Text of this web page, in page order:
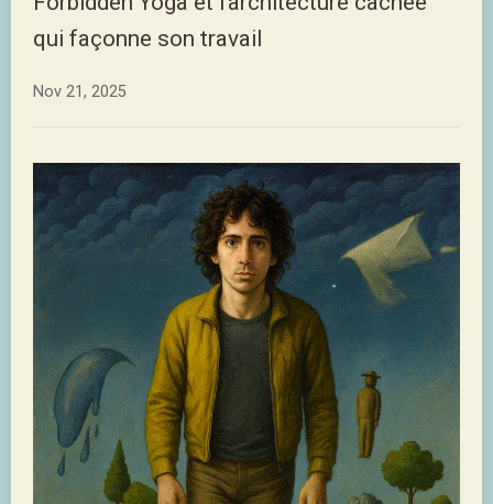
qui façonne son travail
Nov 21, 2025